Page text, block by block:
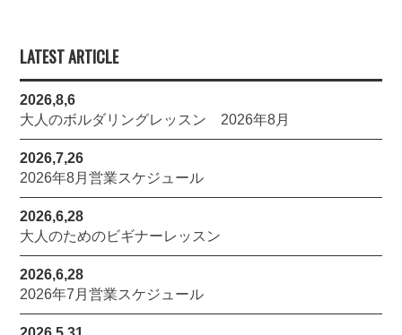
LATEST ARTICLE
2026,8,6
大人のボルダリングレッスン 2026年8月
2026,7,26
2026年8月営業スケジュール
2026,6,28
大人のためのビギナーレッスン
2026,6,28
2026年7月営業スケジュール